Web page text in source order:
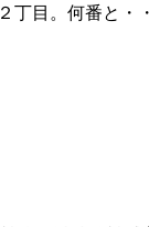
丁目。何番と・